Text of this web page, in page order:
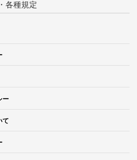
各種規定
ー
て